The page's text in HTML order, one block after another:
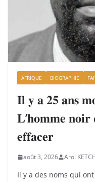
AFRIQUE BIOGRAPHIE
𝐈𝐥 𝐲 𝐚 𝟐𝟓 𝐚𝐧𝐬
𝐋’𝐡𝐨𝐦𝐦𝐞 𝐧𝐨𝐢𝐫
𝐞𝐟𝐟𝐚𝐜𝐞𝐫
août 3, 2026 Arol
Il y a des noms qui